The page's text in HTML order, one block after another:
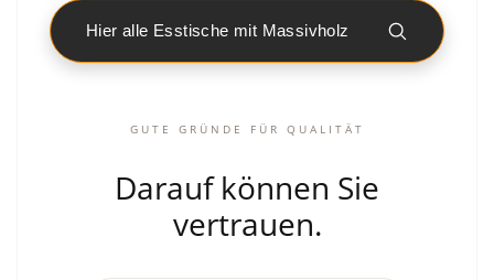
Hier alle Esstische mit Massivholz
GUTE GRÜNDE FÜR QUALITÄT
Darauf können Sie
vertrauen.